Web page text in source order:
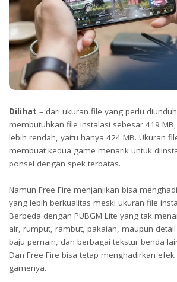
Dilihat – dari ukuran file yang perlu
membutuhkan file instalasi sebesar 419
lebih rendah, yaitu hanya 424 MB. Ukuran
membuat kedua game menarik untuk
ponsel dengan spek terbatas.
Namun Free Fire menjanjikan bisa
yang lebih berkualitas meski ukuran file
Berbeda dengan PUBGM Lite yang tak
air, rumput, rambut, pakaian, maupun
baju pemain, dan berbagai tekstur benda
Dan Free Fire bisa tetap menghadirkan
gamenya.